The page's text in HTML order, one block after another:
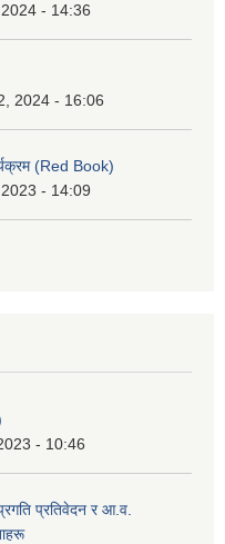
- 14:36
2024 - 16:06
(Red Book)
- 14:09
- 10:46
प्रतिवेदन र आ.व.